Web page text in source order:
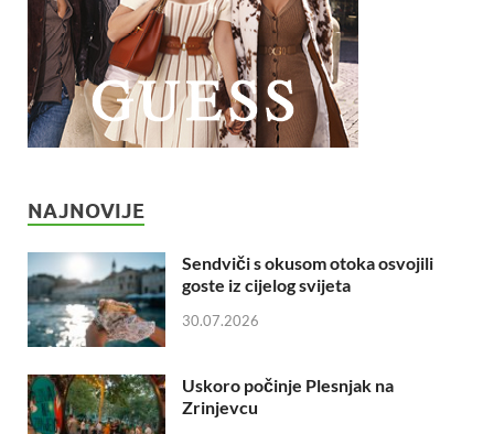
NAJNOVIJE
Sendviči s okusom otoka osvojili
goste iz cijelog svijeta
30.07.2026
Uskoro počinje Plesnjak na
Zrinjevcu